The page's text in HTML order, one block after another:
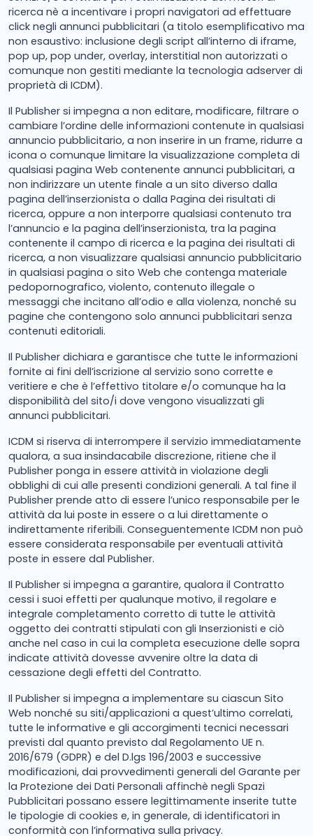
ricerca nè a incentivare i propri navigatori ad effettuare
click negli annunci pubblicitari (a titolo esemplificativo ma
non esaustivo: inclusione degli script all’interno di iframe,
pop up, pop under, overlay, interstitial non autorizzati o
comunque non gestiti mediante la tecnologia adserver di
proprietà di ICDM).
Il Publisher si impegna a non editare, modificare, filtrare o
cambiare l’ordine delle informazioni contenute in qualsiasi
annuncio pubblicitario, a non inserire in un frame, ridurre a
icona o comunque limitare la visualizzazione completa di
qualsiasi pagina Web contenente annunci pubblicitari, a
non indirizzare un utente finale a un sito diverso dalla
pagina dell’inserzionista o dalla Pagina dei risultati di
ricerca, oppure a non interporre qualsiasi contenuto tra
l’annuncio e la pagina dell’inserzionista, tra la pagina
contenente il campo di ricerca e la pagina dei risultati di
ricerca, a non visualizzare qualsiasi annuncio pubblicitario
in qualsiasi pagina o sito Web che contenga materiale
pedopornografico, violento, contenuto illegale o
messaggi che incitano all’odio e alla violenza, nonché su
pagine che contengono solo annunci pubblicitari senza
contenuti editoriali.
Il Publisher dichiara e garantisce che tutte le informazioni
fornite ai fini dell’iscrizione al servizio sono corrette e
veritiere e che è l’effettivo titolare e/o comunque ha la
disponibilità del sito/i dove vengono visualizzati gli
annunci pubblicitari.
ICDM si riserva di interrompere il servizio immediatamente
qualora, a sua insindacabile discrezione, ritiene che il
Publisher ponga in essere attività in violazione degli
obblighi di cui alle presenti condizioni generali. A tal fine il
Publisher prende atto di essere l’unico responsabile per le
attività da lui poste in essere o a lui direttamente o
indirettamente riferibili. Conseguentemente ICDM non può
essere considerata responsabile per eventuali attività
poste in essere dal Publisher.
Il Publisher si impegna a garantire, qualora il Contratto
cessi i suoi effetti per qualunque motivo, il regolare e
integrale completamento corretto di tutte le attività
oggetto dei contratti stipulati con gli Inserzionisti e ciò
anche nel caso in cui la completa esecuzione delle sopra
indicate attività dovesse avvenire oltre la data di
cessazione degli effetti del Contratto.
Il Publisher si impegna a implementare su ciascun Sito
Web nonché su siti/applicazioni a quest’ultimo correlati,
tutte le informative e gli accorgimenti tecnici necessari
previsti dal quanto previsto dal Regolamento UE n.
2016/679 (GDPR) e del D.lgs 196/2003 e successive
modificazioni, dai provvedimenti generali del Garante per
la Protezione dei Dati Personali affinchè negli Spazi
Pubblicitari possano essere legittimamente inserite tutte
le tipologie di cookies e, in generale, di identificatori in
conformità con l’informativa sulla privacy.